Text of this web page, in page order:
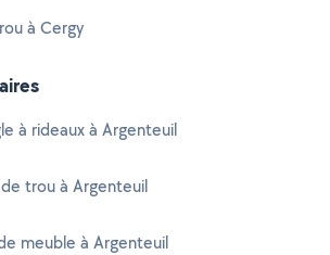
à Cergy
à rideaux à Argenteuil
trou à Argenteuil
meuble à Argenteuil